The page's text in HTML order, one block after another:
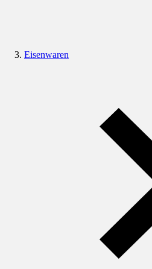
Eisenwaren